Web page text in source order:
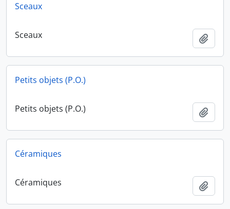
Sceaux
Sceaux
Petits objets (P.O.)
Petits objets (P.O.)
Céramiques
Céramiques